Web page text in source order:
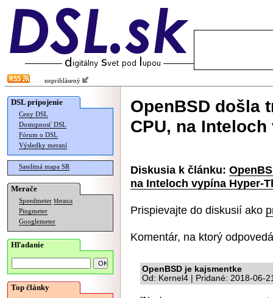
neprihlásený
DSL pripojenie
Ceny DSL
Dostupnosť DSL
Fórum o DSL
Výsledky meraní
Satelitná mapa SR
Merače
Speedmeter Merania
Pingmeter
Googlemeter
Hľadanie
Top články
OpenBSD došla
CPU, na
Diskusia k článku:
na Inteloch vypína Hyper-
Prispievajte do diskusií ako
Komentár, na ktorý
OpenBSD je kajsmentke
Od: Kernel4 | Pridané: 2018-06-